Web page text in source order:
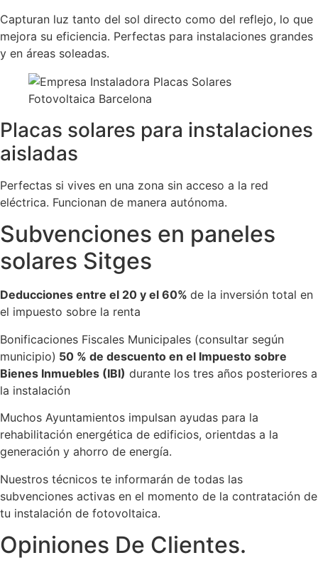
Capturan luz tanto del sol directo como del reflejo, lo que
mejora su eficiencia. Perfectas para instalaciones grandes
y en áreas soleadas.
Placas solares para instalaciones
aisladas
Perfectas si vives en una zona sin acceso a la red
eléctrica. Funcionan de manera autónoma.
Subvenciones en paneles
solares Sitges
Deducciones entre el 20 y el 60% de la inversión total en
el impuesto sobre la renta
Bonificaciones Fiscales Municipales (consultar según
municipio) 50 % de descuento en el Impuesto sobre
Bienes Inmuebles (IBI) durante los tres años posteriores a
la instalación
Muchos Ayuntamientos impulsan ayudas para la
rehabilitación energética de edificios, orientdas a la
generación y ahorro de energía.
Nuestros técnicos te informarán de todas las
subvenciones activas en el momento de la contratación de
tu instalación de fotovoltaica.
Opiniones De Clientes.